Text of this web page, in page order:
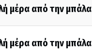
μέρα από την
μέρα από την